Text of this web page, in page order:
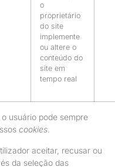
o
proprietário
do site
implemente
ou altere o
conteúdo do
site em
tempo real
, o usuário pode sempre
cookies
aceitar, recusar ou
da seleção das